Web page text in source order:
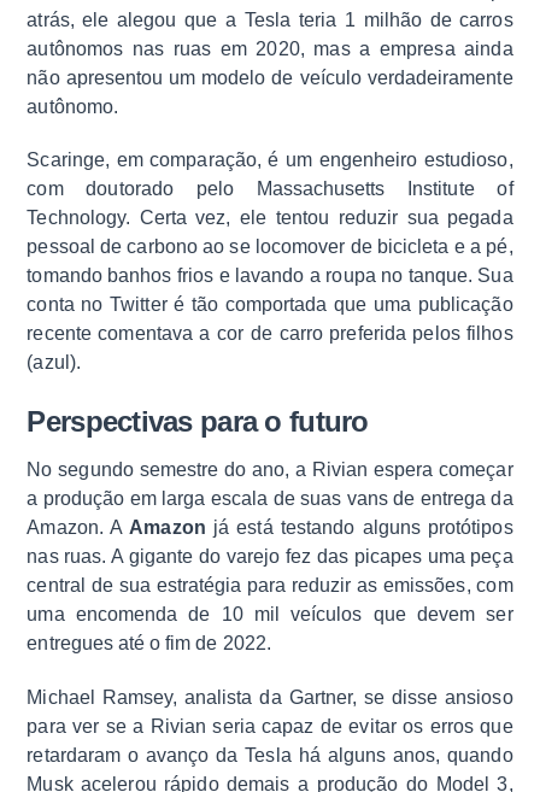
atrás, ele alegou que a Tesla teria 1 milhão de carros
autônomos nas ruas em 2020, mas a empresa ainda
não apresentou um modelo de veículo verdadeiramente
autônomo.
Scaringe, em comparação, é um engenheiro estudioso,
com doutorado pelo Massachusetts Institute of
Technology. Certa vez, ele tentou reduzir sua pegada
pessoal de carbono ao se locomover de bicicleta e a pé,
tomando banhos frios e lavando a roupa no tanque. Sua
conta no Twitter é tão comportada que uma publicação
recente comentava a cor de carro preferida pelos filhos
(azul).
Perspectivas para o futuro
No segundo semestre do ano, a Rivian espera começar
a produção em larga escala de suas vans de entrega da
Amazon. A Amazon já está testando alguns protótipos
nas ruas. A gigante do varejo fez das picapes uma peça
central de sua estratégia para reduzir as emissões, com
uma encomenda de 10 mil veículos que devem ser
entregues até o fim de 2022.
Michael Ramsey, analista da Gartner, se disse ansioso
para ver se a Rivian seria capaz de evitar os erros que
retardaram o avanço da Tesla há alguns anos, quando
Musk acelerou rápido demais a produção do Model 3,